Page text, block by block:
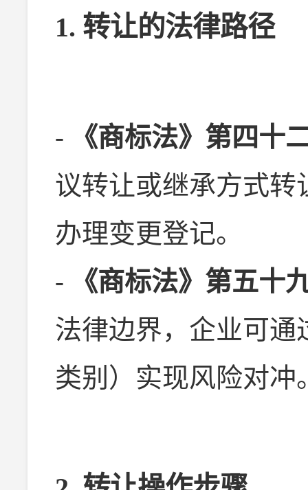
1. 转让的法律路径
-
《商标法》第四十
议转让或继承方式转
办理变更登记。
-
《商标法》第五十
法律边界，企业可通
类别）实现风险对冲